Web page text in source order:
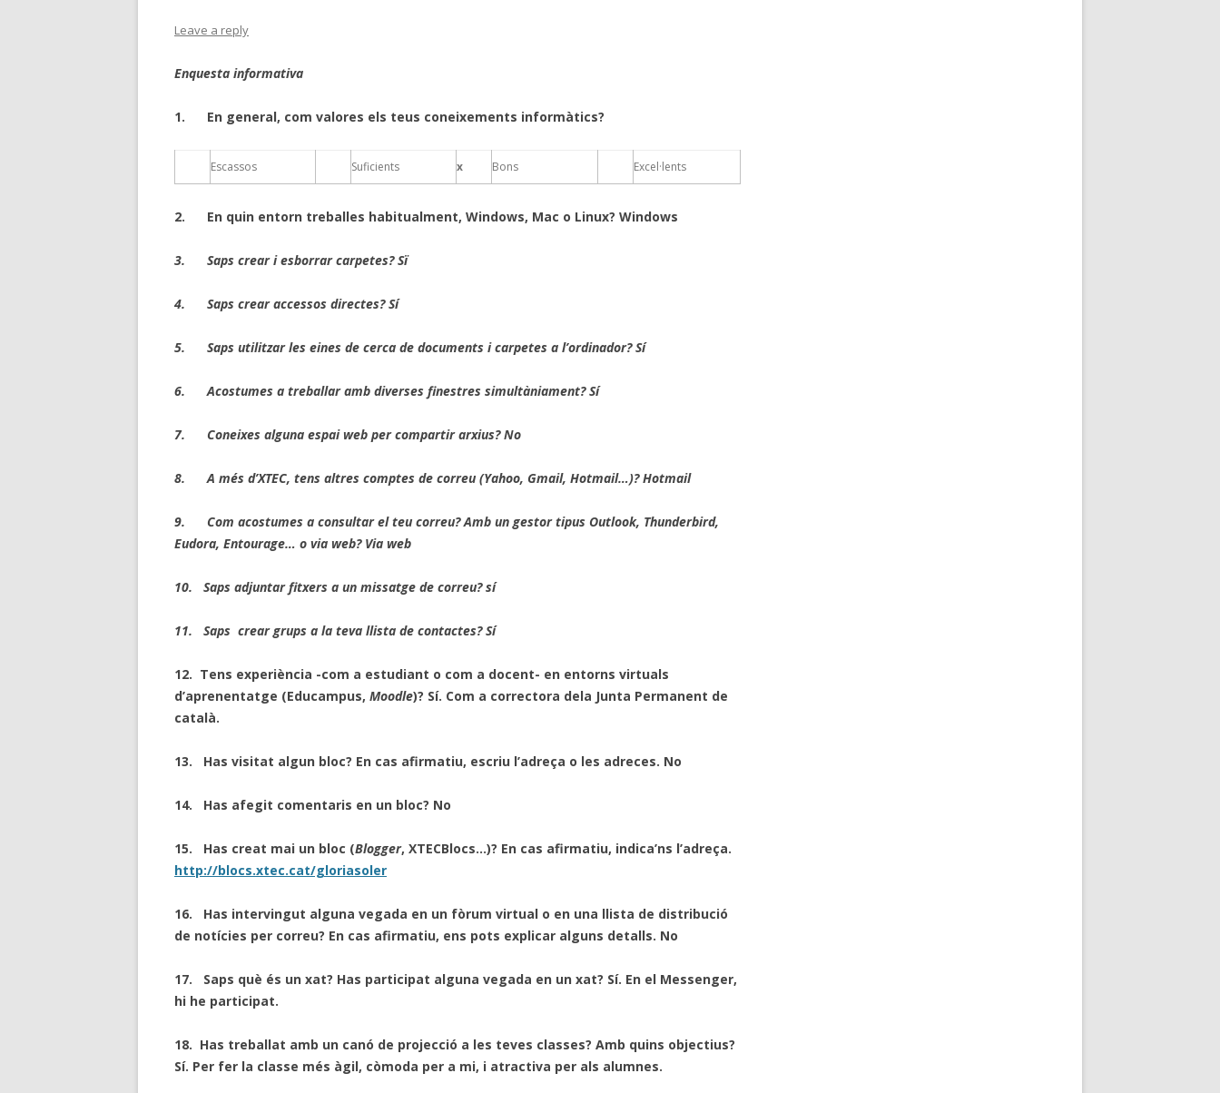
Leave a reply
Enquesta informativa
1. En general, com valores els teus coneixements informàtics?
Escassos Suficients x Bons Excel·lents
2. En quin entorn treballes habitualment, Windows, Mac o Linux? Windows
3. Saps crear i esborrar carpetes? Sï
4. Saps crear accessos directes? Sí
5. Saps utilitzar les eines de cerca de documents i carpetes a l’ordinador? Sí
6.Acostumes a treballar amb diverses finestres simultàniament? Sí
7. Coneixes alguna espai web per compartir arxius? No
8.A més d’XTEC, tens altres comptes de correu (Yahoo, Gmail, Hotmail…)? Hotmail
9. Com acostumes a consultar el teu correu? Amb un gestor tipus Outlook, Thunderbird,
Eudora, Entourage… o via web? Via web
10. Saps adjuntar fitxers a un missatge de correu? sí
11. Saps crear grups a la teva llista de contactes? Sí
12. Tens experiència -com a estudiant o com a docent- en entorns virtuals
d’aprenentatge (Educampus, Moodle)? Sí. Com a correctora dela Junta Permanent de
català.
13. Has visitat algun bloc? En cas afirmatiu, escriu l’adreça o les adreces. No
14. Has afegit comentaris en un bloc? No
15. Has creat mai un bloc (Blogger, XTECBlocs…)? En cas afirmatiu, indica’ns l’adreça.
http://blocs.xtec.cat/gloriasoler
16.
Has intervingut alguna vegada en un fòrum virtual o en una llista de distribució
de notícies per correu? En cas afirmatiu, ens pots explicar alguns detalls. No
17.
Saps què és un xat? Has participat alguna vegada en un xat? Sí. En el Messenger,
hi he participat.
18. Has treballat amb un canó de projecció a les teves classes? Amb quins objectius?
Sí. Per fer la classe més àgil, còmoda per a mi, i atractiva per als alumnes.